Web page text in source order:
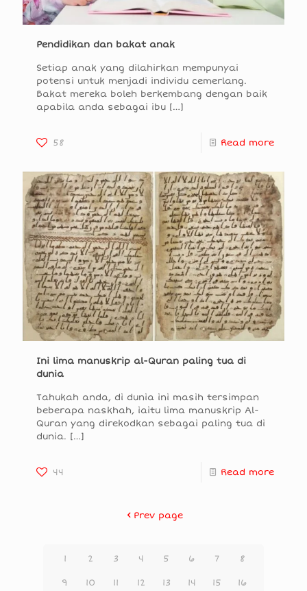
Pendidikan dan bakat anak
Setiap anak yang dilahirkan mempunyai
potensi untuk menjadi individu cemerlang.
Bakat mereka boleh berkembang dengan baik
apabila anda sebagai ibu […]
58 Read more
Ini lima manuskrip al-Quran paling tua di
dunia
Tahukah anda, di dunia ini masih tersimpan
beberapa naskhah, iaitu lima manuskrip Al-
Quran yang direkodkan sebagai paling tua di
dunia. […]
44 Read more
Prev page
1 2 3 4 5 6 7 8
9 10 11 12 13 14 15 16